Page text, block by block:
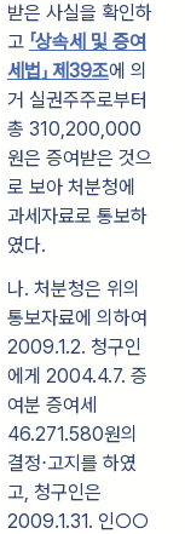
받은 사실을 확인하
고 「상속세 및 증여
세법」 제39조에 의
거 실권주주로부터
총 310,200,000
원은 증여받은 것으
로 보아 처분청에
과세자료로 통보하
였다.
나. 처분청은 위의
통보자료에 의하여
2009.1.2. 청구인
에게 2004.4.7. 증
여분 증여세
46.271.580원의
결정⋅고지를 하였
고, 청구인은
2009.1.31. 인○○